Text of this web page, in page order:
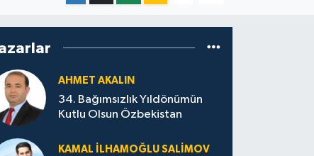
AHMET AKALIN
34. Bağımsızlık Yıldönümün
Kutlu Olsun Özbekistan
KAMAL İLHAMOĞLU SALIMOV